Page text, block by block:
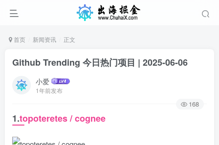
首页 新闻资讯 正文
Github Trending 今日热门项目 | 2025-06-06
小爱
1年前发布
168
1.topoteretes / cognee